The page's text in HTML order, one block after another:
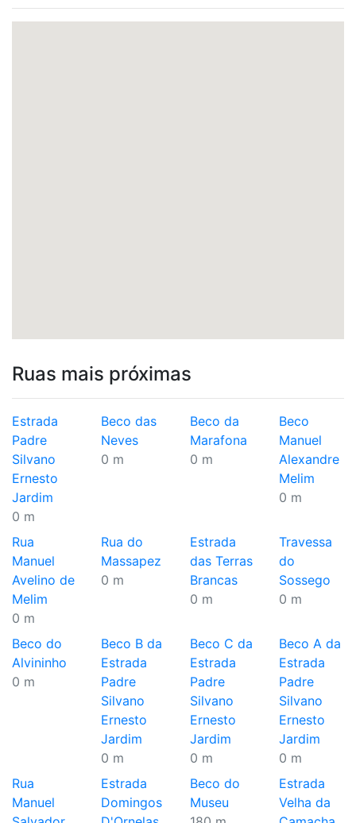
Ruas mais próximas
Estrada
Padre
Silvano
Ernesto
Jardim
0 m
Beco das
Neves
0 m
Beco da
Marafona
0 m
Beco
Manuel
Alexandre
Melim
0 m
Rua
Manuel
Avelino de
Melim
0 m
Rua do
Massapez
0 m
Estrada
das Terras
Brancas
0 m
Travessa
do
Sossego
0 m
Beco do
Alvininho
0 m
Beco B da
Estrada
Padre
Silvano
Ernesto
Jardim
0 m
Beco C da
Estrada
Padre
Silvano
Ernesto
Jardim
0 m
Beco A da
Estrada
Padre
Silvano
Ernesto
Jardim
0 m
Rua
Manuel
Estrada
Domingos
Beco do
Museu
Estrada
Velha da